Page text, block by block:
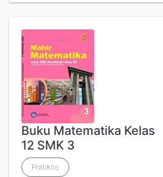
Buku Matematika Kelas
12 SMK 3
Pratikno